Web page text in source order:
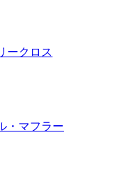
ークロス
・マフラー